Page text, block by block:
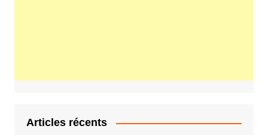
Articles récents